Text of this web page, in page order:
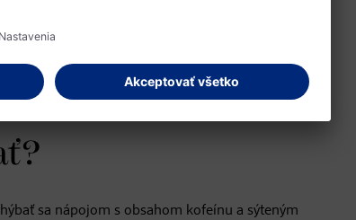
či rascový riedia žalúdočnú kyselinu.
žalúdočnú kyselinu, avšak mnohým
sa nápojom s obsahom kofeínu a sýteným